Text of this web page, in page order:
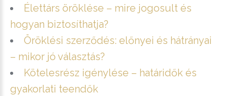
Élettárs öröklése – mire jogosult és
hogyan biztosíthatja?
Öröklési szerződés: előnyei és hátrányai
– mikor jó választás?
Kötelesrész igénylése – határidők és
gyakorlati teendők